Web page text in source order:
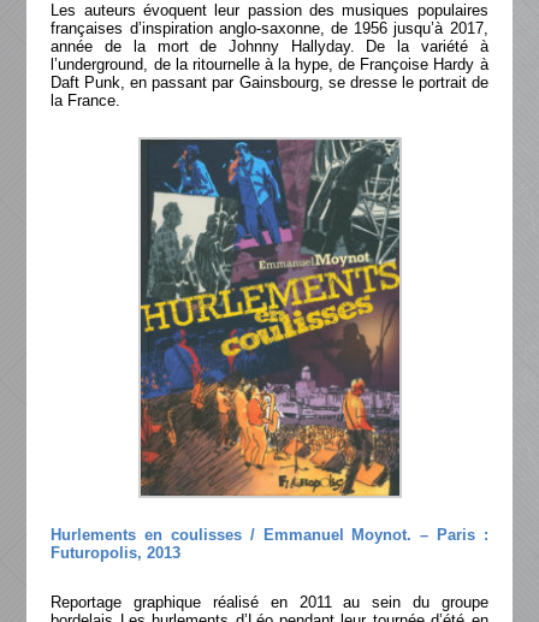
Les auteurs évoquent leur passion des musiques populaires
françaises d’inspiration anglo-saxonne, de 1956 jusqu’à 2017,
année de la mort de Johnny Hallyday. De la variété à
l’underground, de la ritournelle à la hype, de Françoise Hardy à
Daft Punk, en passant par Gainsbourg, se dresse le portrait de
la France.
Hurlements en coulisses / Emmanuel Moynot. – Paris :
Futuropolis, 2013
Reportage graphique réalisé en 2011 au sein du groupe